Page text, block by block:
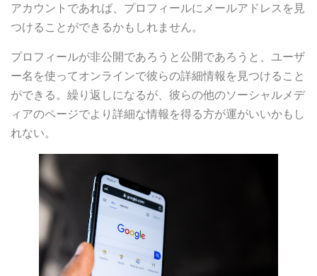
アカウントであれば、プロフィールにメールアドレスを見
つけることができるかもしれません。
プロフィールが非公開であろうと公開であろうと、ユーザ
ー名を使ってオンラインで彼らの詳細情報を見つけること
ができる。繰り返しになるが、彼らの他のソーシャルメデ
ィアのページでより詳細な情報を得る方が運がいいかもし
れない。